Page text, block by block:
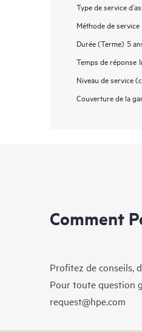
Type de service
Méthode de service
Durée (Terme) 5
Temps de réponse
Niveau de service
Couverture de la
Comment
Profitez de conseils,
Pour toute question
request@hpe.com